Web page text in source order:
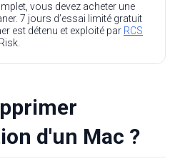
vous devez acheter une
7 jours d’essai limité gratuit
est détenu et exploité par RCS
d'un Mac ?